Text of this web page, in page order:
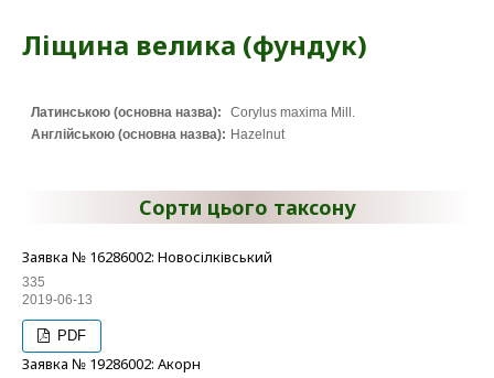
Ліщина велика (фундук)
Латинською (основна назва):
Corylus maxima Mill.
Англійською (основна назва): Hazelnut
Сорти цього таксону
Заявка № 16286002: Новосілківський
335
2019-06-13
PDF
Заявка № 19286002: Акорн